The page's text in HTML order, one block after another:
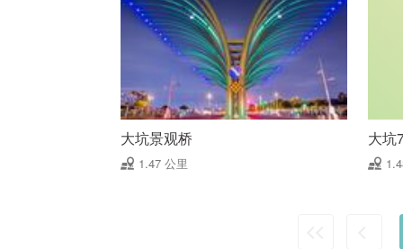
大坑景观桥
1.47 公里
大坑